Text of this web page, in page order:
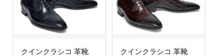
クインクラシコ 革靴
クインクラシコ 革靴